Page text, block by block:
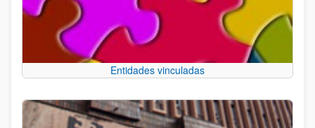
Entidades vinculadas